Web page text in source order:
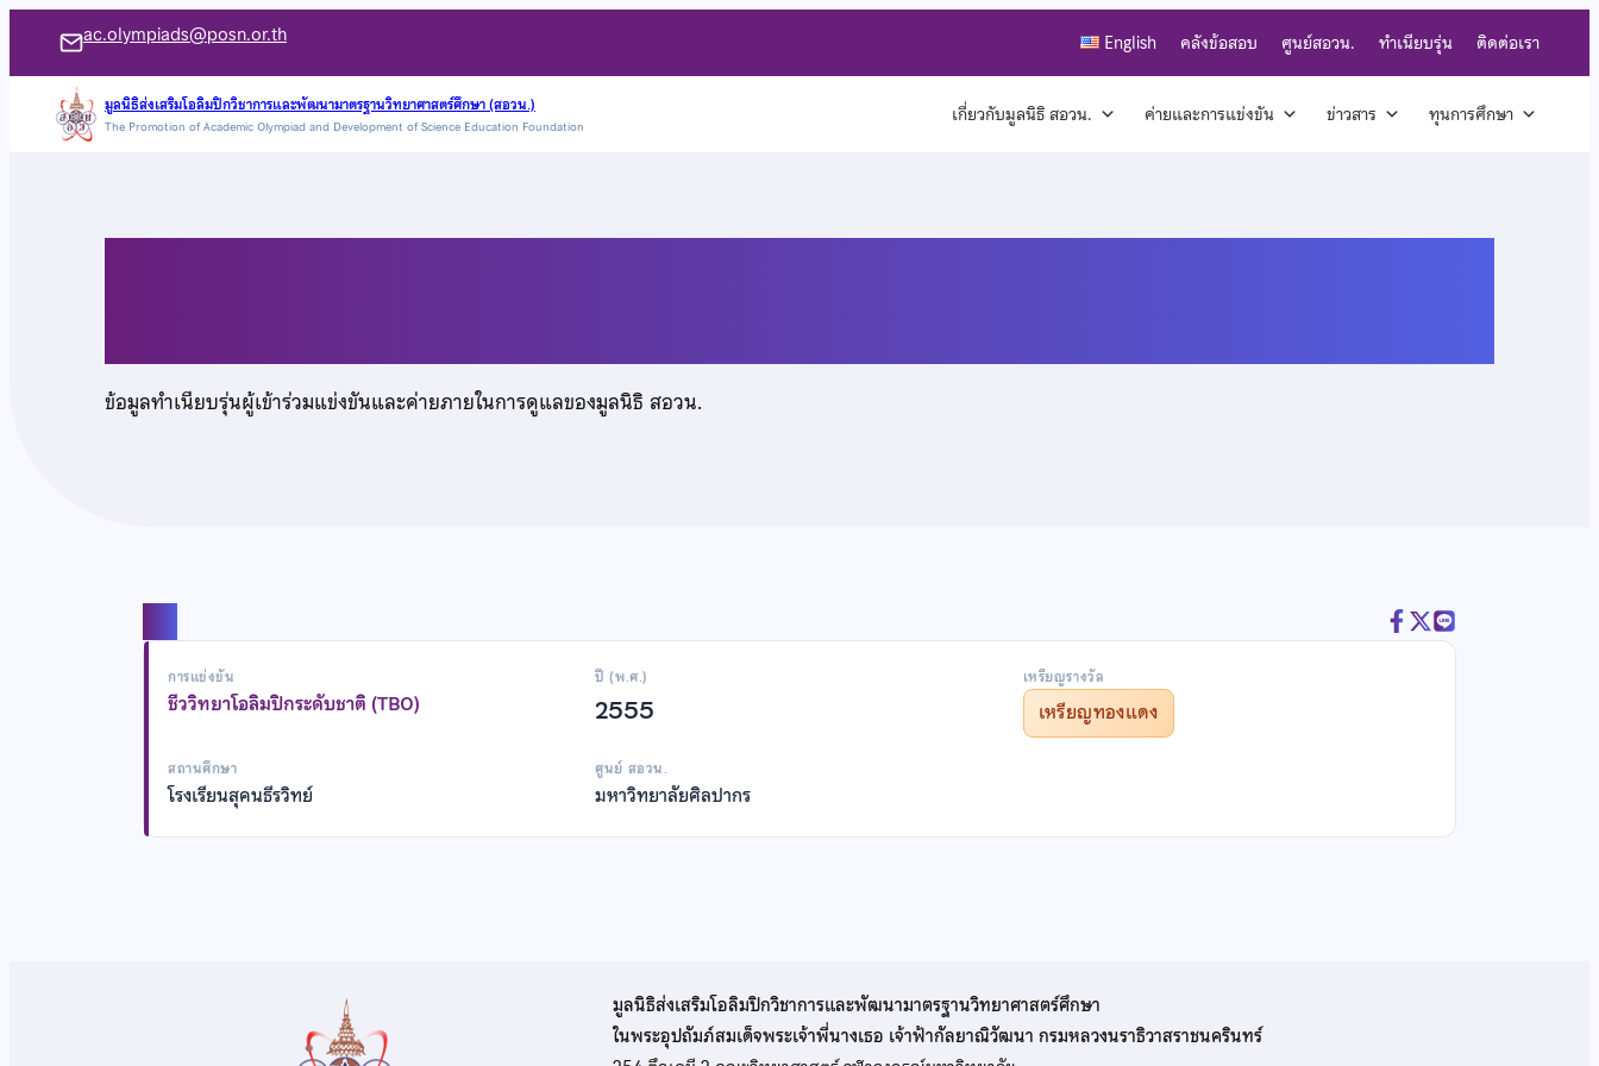
เนื้อหา
ac.olympiads@posn.or.th English คลังข้อสอบ ศูนย์สอวน. ทำเนียบรุ่น ติดต่อเรา
มูลนิธิส่งเสริมโอลิมปิกวิชาการและพัฒนามาตรฐานวิทยาศาสตร์ศึกษา (สอวน.)
The Promotion of Academic Olympiad and Development of Science Education Foundation เกี่ยวกับมูลนิธิ สอวน. ค่ายและการแข่งขัน ข่าวสาร ทุนการศึกษา
ข้อมูลทำเนียบรุ่นผู้เข้าร่วมแข่งขันและค่ายภายในการดูแลของมูลนิธิ สอวน.
การแข่งขัน
ชีววิทยาโอลิมปิกระดับชาติ (TBO)
ปี (พ.ศ.)
2555
เหรียญรางวัล
เหรียญทองแดง
สถานศึกษา
โรงเรียนสุคนธีรวิทย์
ศูนย์ สอวน.
มหาวิทยาลัยศิลปากร
มูลนิธิส่งเสริมโอลิมปิกวิชาการและพัฒนามาตรฐานวิทยาศาสตร์ศึกษา
ในพระอุปถัมภ์สมเด็จพระเจ้าพี่นางเธอ เจ้าฟ้ากัลยาณิวัฒนา กรมหลวงนราธิวาสราชนครินทร์